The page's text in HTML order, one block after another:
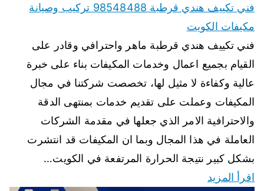
فني تكييف هندي قرطبة 98548488 تركيب وصيانة
مكيفات الكويت
فني تكييف هندي قرطبة ماهر واحترافي وقادر على
القيام بجميع اعمال وخدمات المكيفات بناء على خبرة
عالية وكفاءة لا مثيل لها، تخصصت شركتنا في مجال
المكيفات وعملت على تقديم خدمات بمنتهى الدقة
والاحترافية الامر الذي جعلها في مقدمة الشركات
العاملة في هذا المجال وبما ان المكيفات قد انتشرت
بشكل كبير نتيجة الحرارة المرتفعة في الكويت…
اقرأ المزيد